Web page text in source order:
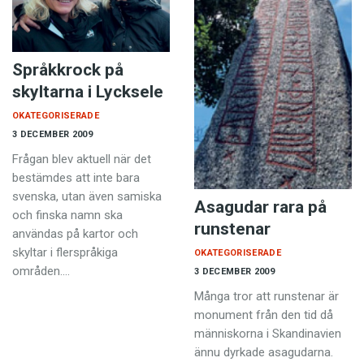
Språkkrock på
skyltarna i Lycksele
3 DECEMBER 2009
OKATEGORISERADE
Frågan blev aktuell när det
bestämdes att inte bara
svenska, utan även samiska
och finska namn ska
användas på kartor och
skyltar i flerspråkiga
områden.…
Asagudar rara på
runstenar
3 DECEMBER 2009
OKATEGORISERADE
Många tror att runstenar är
monument från den tid då
människorna i Skandinavien
ännu dyrkade asagudarna.